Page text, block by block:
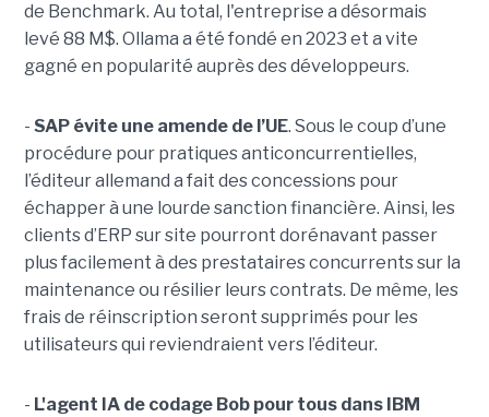
de Benchmark. Au total, l'entreprise a désormais
levé 88 M$. Ollama a été fondé en 2023 et a vite
gagné en popularité auprès des développeurs.
- SAP évite une amende de l’UE. Sous le coup d’une
procédure pour pratiques anticoncurrentielles,
l’éditeur allemand a fait des concessions pour
échapper à une lourde sanction financière. Ainsi, les
clients d’ERP sur site pourront dorénavant passer
plus facilement à des prestataires concurrents sur la
maintenance ou résilier leurs contrats. De même, les
frais de réinscription seront supprimés pour les
utilisateurs qui reviendraient vers l’éditeur.
- L'agent IA de codage Bob pour tous dans IBM